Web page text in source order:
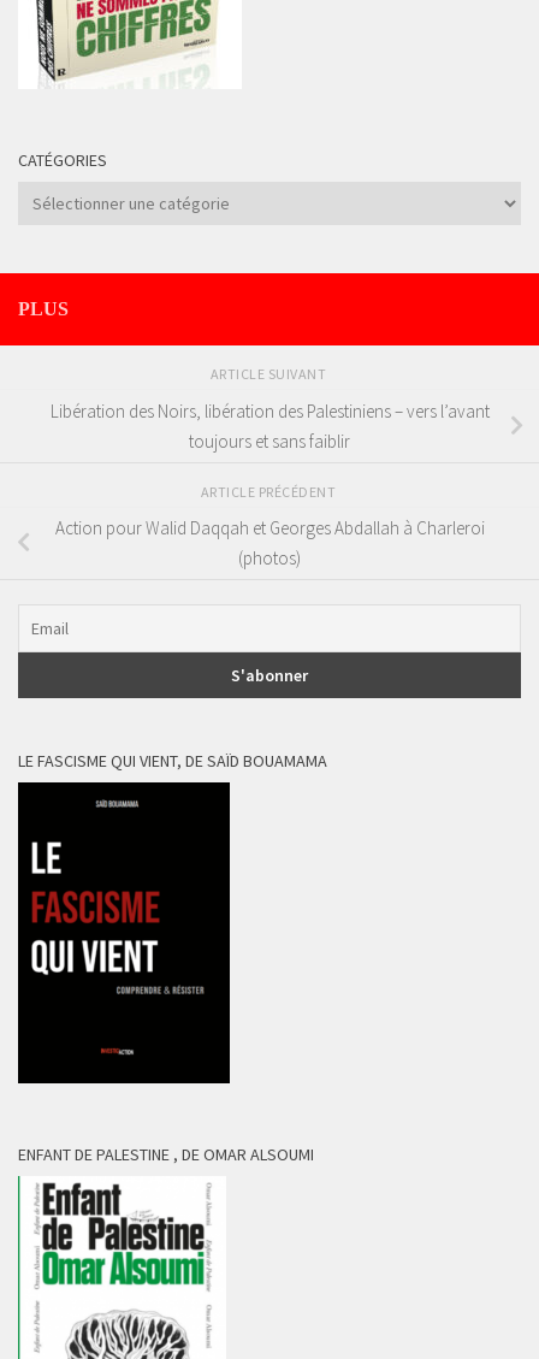
CATÉGORIES
Catégories
PLUS
ARTICLE SUIVANT
Libération des Noirs, libération des Palestiniens – vers l’avant
toujours et sans faiblir
ARTICLE PRÉCÉDENT
Action pour Walid Daqqah et Georges Abdallah à Charleroi
(photos)
LE FASCISME QUI VIENT, DE SAÏD BOUAMAMA
ENFANT DE PALESTINE , DE OMAR ALSOUMI